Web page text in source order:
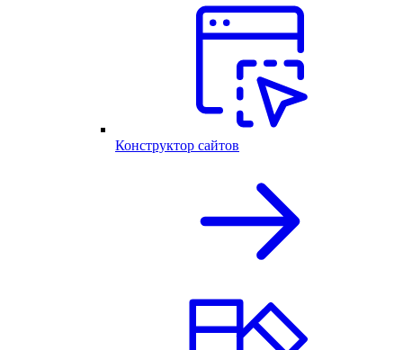
Конструктор сайтов